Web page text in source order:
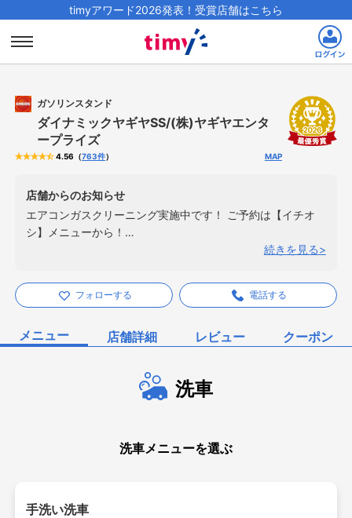
timyアワード2026発表！受賞店舗はこちら
ガソリンスタンド
ダイナミックヤギヤSS/(株)ヤギヤエンタ
ープライズ
4.56 （763件） MAP
店舗からのお知らせ
エアコンガスクリーニング実施中です！ ご予約は【イチオ
シ】メニューから！
続きを見る
フォローする 電話する
メニュー 店舗詳細 レビュー クーポン
洗車
洗車メニューを選ぶ
手洗い洗車